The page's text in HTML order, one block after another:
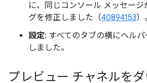
に、同じコンソール メッセー
グを修正しました（40894153）。
設定: すべてのタブの横にヘル
しました。
プレビュー チャネルを